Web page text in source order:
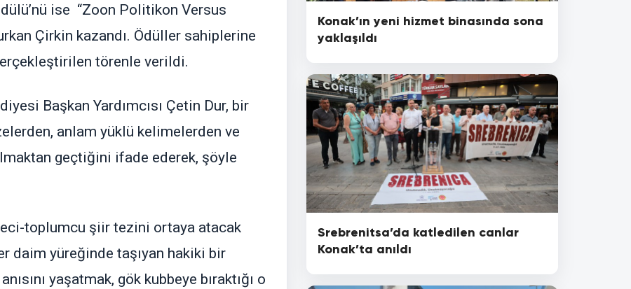
ise “Zoon Politikon Versus
Çirkin kazandı. Ödüller sahiplerine
törenle verildi.
Başkan Yardımcısı Çetin Dur, bir
anlam yüklü kelimelerden ve
geçtiğini ifade ederek, şöyle
toplumcu şiir tezini ortaya atacak
daim yüreğinde taşıyan hakiki bir
yaşatmak, gök kubbeye bıraktığı o
Konak’ın yeni hizmet binasında sona
yaklaşıldı
Srebrenitsa’da katledilen canlar
Konak’ta anıldı